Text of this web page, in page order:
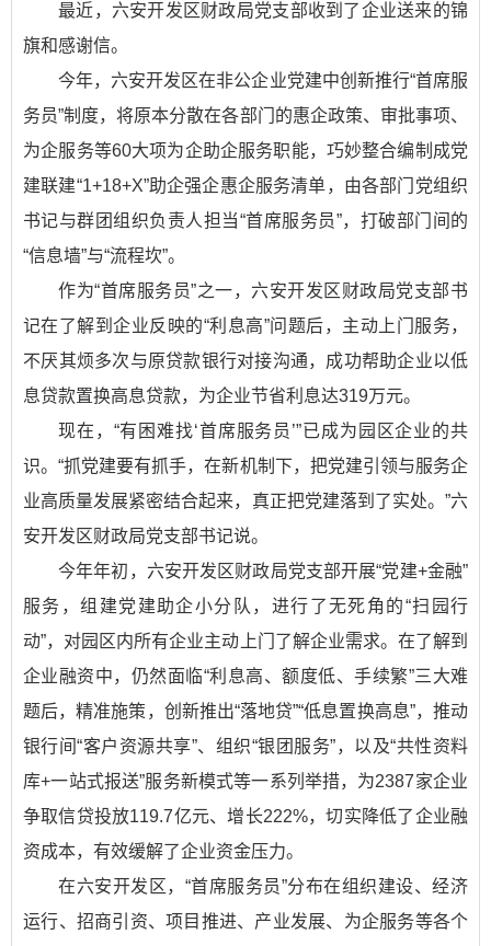
最近，六安开发区财政局党支部收到了企业送来的锦
旗和感谢信。
今年，六安开发区在非公企业党建中创新推行“首席服
务员”制度，将原本分散在各部门的惠企政策、审批事项、
为企服务等60大项为企助企服务职能，巧妙整合编制成党
建联建“1+18+X”助企强企惠企服务清单，由各部门党组织
书记与群团组织负责人担当“首席服务员”，打破部门间的
“信息墙”与“流程坎”。
作为“首席服务员”之一，六安开发区财政局党支部书
记在了解到企业反映的“利息高”问题后，主动上门服务，
不厌其烦多次与原贷款银行对接沟通，成功帮助企业以低
息贷款置换高息贷款，为企业节省利息达319万元。
现在，“有困难找‘首席服务员’”已成为园区企业的共
识。“抓党建要有抓手，在新机制下，把党建引领与服务企
业高质量发展紧密结合起来，真正把党建落到了实处。”六
安开发区财政局党支部书记说。
今年年初，六安开发区财政局党支部开展“党建+金融”
服务，组建党建助企小分队，进行了无死角的“扫园行
动”，对园区内所有企业主动上门了解企业需求。在了解到
企业融资中，仍然面临“利息高、额度低、手续繁”三大难
题后，精准施策，创新推出“落地贷”“低息置换高息”，推动
银行间“客户资源共享”、组织“银团服务”，以及“共性资料
库+一站式报送”服务新模式等一系列举措，为2387家企业
争取信贷投放119.7亿元、增长222%，切实降低了企业融
资成本，有效缓解了企业资金压力。
在六安开发区，“首席服务员”分布在组织建设、经济
运行、招商引资、项目推进、产业发展、为企服务等各个